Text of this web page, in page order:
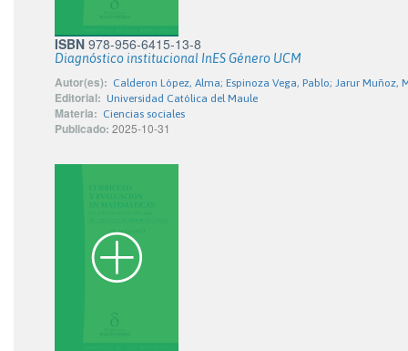
ISBN 978-956-6415-13-8
Diagnóstico institucional InES Género UCM
Autor(es): Calderon López, Alma; Espinoza Vega, Pablo; Jarur Muñoz,
Editorial: Universidad Católica del Maule
Materia: Ciencias sociales
Publicado: 2025-10-31